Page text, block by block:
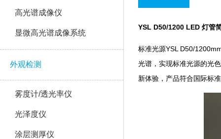
高光谱成像仪
显微高光谱成像系统
外观检测
雾度计/透光率仪
光泽度仪
涂层测厚仪
YSL D50/1200 LED 灯管
标准光源YSL D50/1200mm
光谱，实现标准光源的
新体验，产品符合国